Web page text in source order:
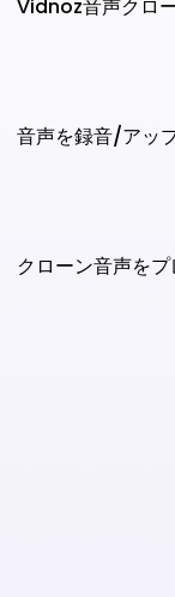
Vidnoz音声クロ
音声を録音/アッ
クローン音声を